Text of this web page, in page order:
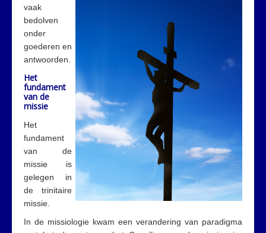
vaak
bedolven
onder
goederen en
antwoorden.
Het
fundament
van de
missie
Het
fundament
van de
missie is
gelegen in
de trinitaire
missie.
In de missiologie kwam een verandering van paradigma